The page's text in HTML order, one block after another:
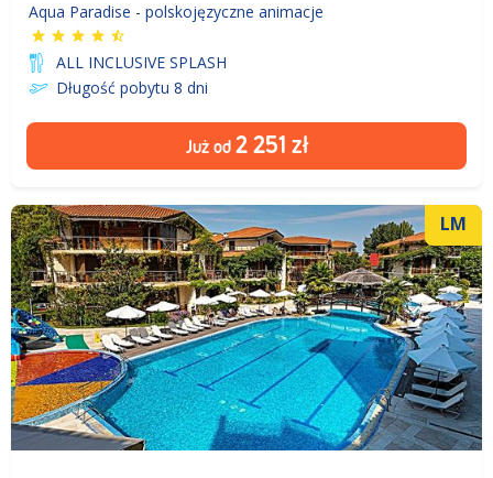
Aqua Paradise - polskojęzyczne animacje
ALL INCLUSIVE SPLASH
Długość pobytu 8 dni
Już od 2 251 zł
LM